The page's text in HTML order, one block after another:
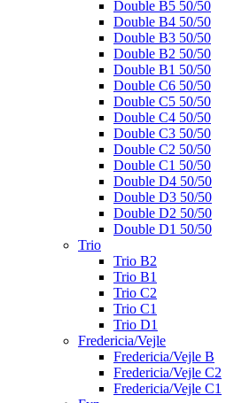
Double B5 50/50
Double B4 50/50
Double B3 50/50
Double B2 50/50
Double B1 50/50
Double C6 50/50
Double C5 50/50
Double C4 50/50
Double C3 50/50
Double C2 50/50
Double C1 50/50
Double D4 50/50
Double D3 50/50
Double D2 50/50
Double D1 50/50
Trio
Trio B2
Trio B1
Trio C2
Trio C1
Trio D1
Fredericia/Vejle
Fredericia/Vejle B
Fredericia/Vejle C2
Fredericia/Vejle C1